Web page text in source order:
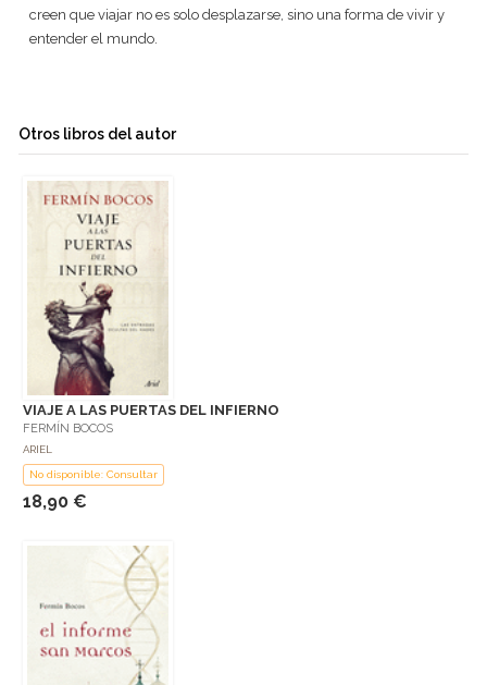
creen que viajar no es solo desplazarse, sino una forma de vivir y
entender el mundo.
Otros libros del autor
VIAJE A LAS PUERTAS DEL INFIERNO
FERMÍN BOCOS
ARIEL
No disponible: Consultar
18,90 €